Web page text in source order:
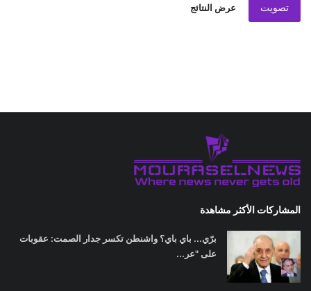
تصويت عرض النتائج
المشاركات الأكثر مشاهدة
برّي... باي باي؟ واشنطن تكسر جدار الصمت: عقوبات
على "عر...